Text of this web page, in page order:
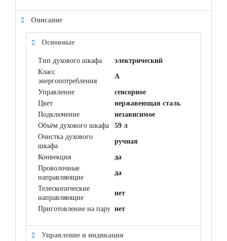
Описание
Основные
Тип духового шкафа
электрический
Класс
энергопотребления
A
Управление
сенсорное
Цвет
нержавеющая сталь
Подключение
независимое
Объём духового шкафа
59 л
Очистка духового
шкафа
ручная
Конвекция
да
Проволочные
направляющие
да
Телескопические
направляющие
нет
Приготовление на пару нет
Управление и индикация